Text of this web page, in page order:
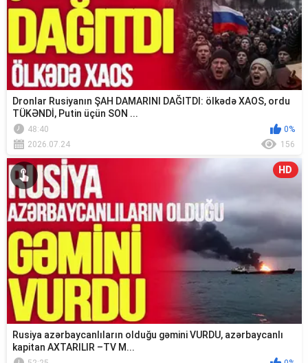
Dronlar Rusiyanın ŞAH DAMARINI DAĞITDI: ölkədə XAOS, ordu
TÜKƏNDİ, Putin üçün SON ...
48:40
0%
2026.07.24
156
HD
Rusiya azərbaycanlıların olduğu gəmini VURDU, azərbaycanlı
kapitan AXTARILIR –TV M...